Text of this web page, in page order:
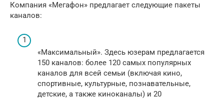
Компания «Мегафон» предлагает следующие пакеты
каналов:
«Максимальный». Здесь юзерам предлагается
150 каналов: более 120 самых популярных
каналов для всей семьи (включая кино,
спортивные, культурные, познавательные,
детские, а также киноканалы) и 20